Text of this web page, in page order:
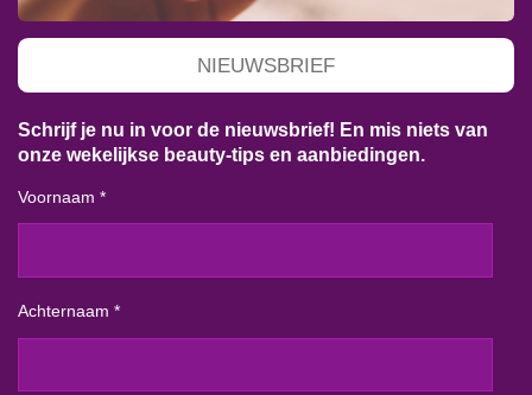
NIEUWSBRIEF
Schrijf je nu in voor de nieuwsbrief! En mis niets van
onze wekelijkse beauty-tips en aanbiedingen.
Voornaam *
Achternaam *